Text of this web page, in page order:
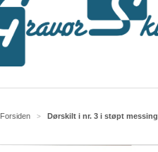
Forsiden > Dørskilt i nr. 3 i støpt messing